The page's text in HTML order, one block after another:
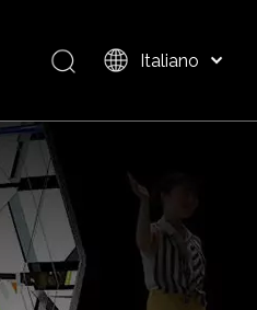
Italiano
العربية
Pусский
Nederlands
Português
Deutsch